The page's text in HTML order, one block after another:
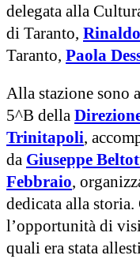
delegata alla
di Taranto,
Taranto, Paola
Alla stazione sono
5^B della
Trinitapoli,
da Giuseppe
Febbraio,
dedicata alla
l’opportunità di
quali era stata